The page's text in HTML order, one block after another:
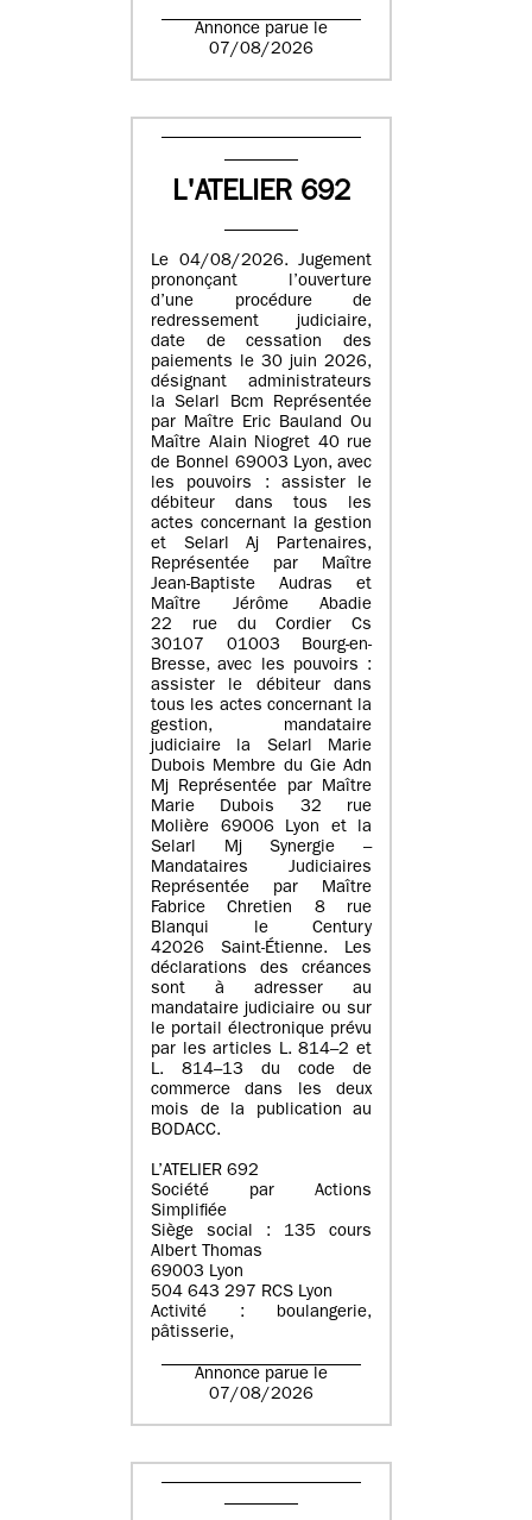
Annonce parue le
07/08/2026
L'ATELIER 692
Le 04/08/2026. Jugement
prononçant l’ouverture
d’une procédure de
redressement judiciaire,
date de cessation des
paiements le 30 juin 2026,
désignant administrateurs
la Selarl Bcm Représentée
par Maître Eric Bauland Ou
Maître Alain Niogret 40 rue
de Bonnel 69003 Lyon, avec
les pouvoirs : assister le
débiteur dans tous les
actes concernant la gestion
et Selarl Aj Partenaires,
Représentée par Maître
Jean-Baptiste Audras et
Maître Jérôme Abadie
22 rue du Cordier Cs
30107 01003 Bourg-en-
Bresse, avec les pouvoirs :
assister le débiteur dans
tous les actes concernant la
gestion, mandataire
judiciaire la Selarl Marie
Dubois Membre du Gie Adn
Mj Représentée par Maître
Marie Dubois 32 rue
Molière 69006 Lyon et la
Selarl Mj Synergie –
Mandataires Judiciaires
Représentée par Maître
Fabrice Chretien 8 rue
Blanqui le Century
42026 Saint-Étienne. Les
déclarations des créances
sont à adresser au
mandataire judiciaire ou sur
le portail électronique prévu
par les articles L. 814–2 et
L. 814–13 du code de
commerce dans les deux
mois de la publication au
BODACC.
L’ATELIER 692
Société par Actions
Simplifiée
Siège social : 135 cours
Albert Thomas
69003 Lyon
504 643 297 RCS Lyon
Activité : boulangerie,
pâtisserie,
Annonce parue le
07/08/2026